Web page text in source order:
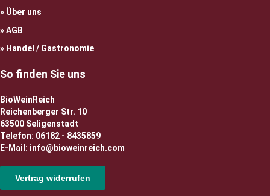
Über uns
AGB
Handel / Gastronomie
So finden Sie uns
BioWeinReich
Reichenberger Str. 10
63500 Seligenstadt
Telefon: 06182 - 8435859
E-Mail: info@bioweinreich.com
Vertrag widerrufen